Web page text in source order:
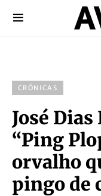
CRÓNICAS
José
“Ping
orvalho
pingo de